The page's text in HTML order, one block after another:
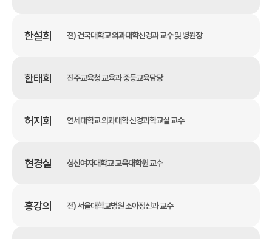
한설희 전) 건국대학교 의과대학신경과 교수 및 병원장
한태희 진주교육청 교육과 중등교육담당
허지회 연세대학교 의과대학 신경과학교실 교수
현경실 성신여자대학교 교육대학원 교수
홍강의 전) 서울대학교병원 소아정신과 교수